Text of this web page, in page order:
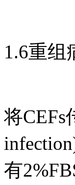
1.6重组
将
有